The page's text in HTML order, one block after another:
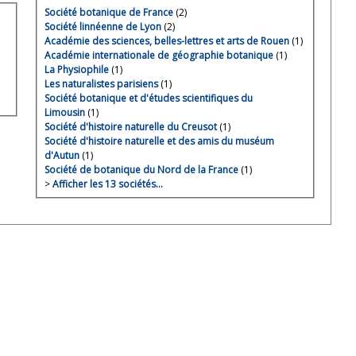
Société botanique de France(2)
Société linnéenne de Lyon(2)
Académie des sciences, belles-lettres et arts de Rouen(1)
Académie internationale de géographie botanique(1)
La Physiophile(1)
Les naturalistes parisiens(1)
Société botanique et d'études scientifiques du
Limousin(1)
Société d'histoire naturelle du Creusot(1)
Société d'histoire naturelle et des amis du muséum
d'Autun(1)
Société de botanique du Nord de la France(1)
>Afficher les 13 sociétés…